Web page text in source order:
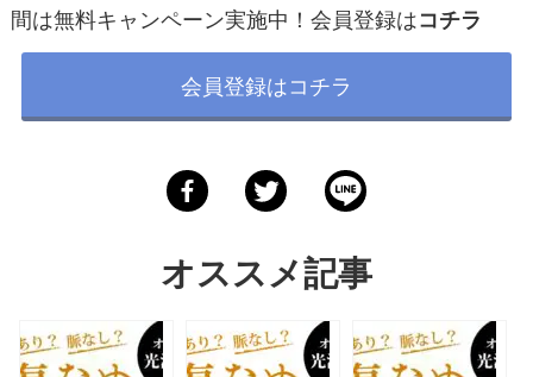
間は無料キャンペーン実施中！会員登録はコチラ
会員登録はコチラ
オススメ記事